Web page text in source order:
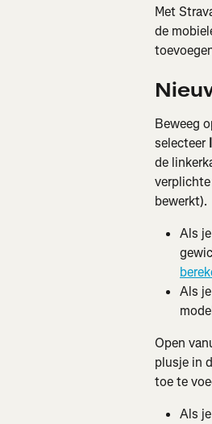
Met
de
Beweeg
selecteer
de
bewerkt).
Als
Als
Open
plusje in
toe te
Als